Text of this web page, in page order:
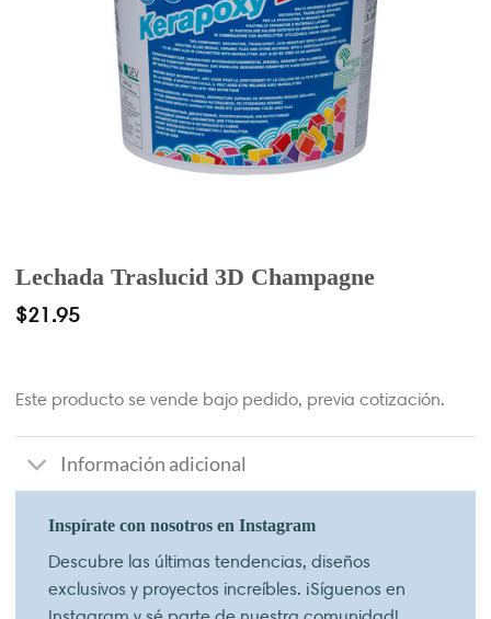
Lechada Traslucid 3D Champagne
$21.95
Este producto se vende bajo pedido, previa cotización.
Información adicional
Inspírate con nosotros en Instagram
Descubre las últimas tendencias, diseños
exclusivos y proyectos increíbles. ¡Síguenos en